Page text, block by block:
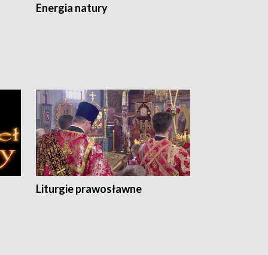
Energia natury
Liturgie prawosławne